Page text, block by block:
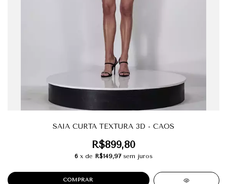
SAIA CURTA TEXTURA 3D - CAOS
R$899,80
6 x de R$149,97 sem juros
COMPRAR